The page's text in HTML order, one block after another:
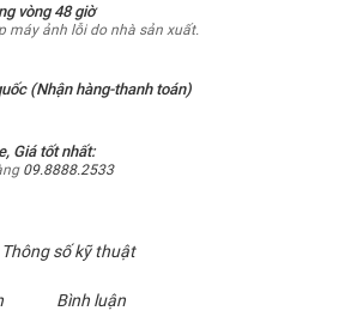
vòng 48 giờ
máy ảnh lỗi do nhà sản xuất.
(Nhận hàng-thanh toán)
Giá tốt nhất:
09.8888.2533
Thông số kỹ thuật
Bình luận